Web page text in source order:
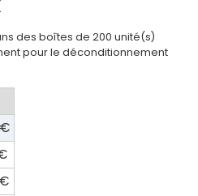
des boîtes de 200 unité(s)
pour le déconditionnement